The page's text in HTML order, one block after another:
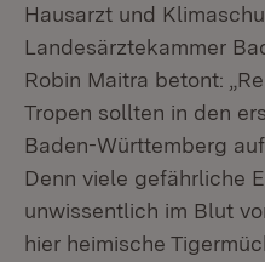
Hausarzt und
Landesärztekammer
Robin Maitra betont:
Tropen sollten in den
Baden-Württemberg
Denn viele gefährliche
unwissentlich im Blut
hier heimische